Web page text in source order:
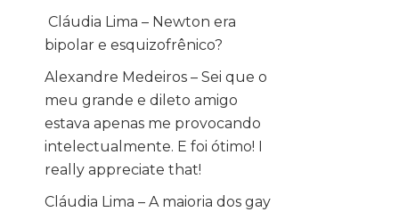
Cláudia Lima – Newton era
bipolar e esquizofrênico?
Alexandre Medeiros – Sei que o
meu grande e dileto amigo
estava apenas me provocando
intelectualmente. E foi ótimo! I
really appreciate that!
Cláudia Lima – A maioria dos gay